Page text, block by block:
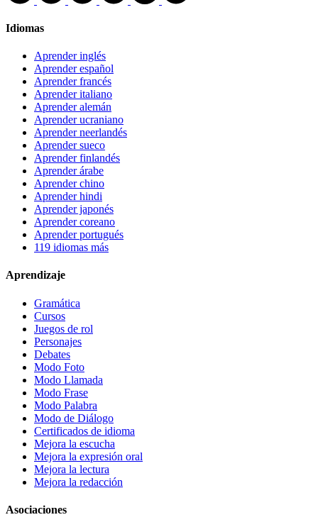
Idiomas
Aprender inglés
Aprender español
Aprender francés
Aprender italiano
Aprender alemán
Aprender ucraniano
Aprender neerlandés
Aprender sueco
Aprender finlandés
Aprender árabe
Aprender chino
Aprender hindi
Aprender japonés
Aprender coreano
Aprender portugués
119 idiomas más
Aprendizaje
Gramática
Cursos
Juegos de rol
Personajes
Debates
Modo Foto
Modo Llamada
Modo Frase
Modo Palabra
Modo de Diálogo
Certificados de idioma
Mejora la escucha
Mejora la expresión oral
Mejora la lectura
Mejora la redacción
Asociaciones